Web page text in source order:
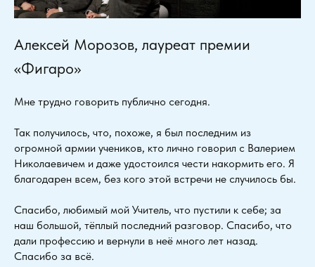
Алексей Морозов, лауреат премии
«Фигаро»
Мне трудно говорить публично сегодня.
Так получилось, что, похоже, я был последним из
огромной армии учеников, кто лично говорил с Валерием
Николаевичем и даже удостоился чести накормить его. Я
благодарен всем, без кого этой встречи не случилось бы.
Спасибо, любимый мой Учитель, что пустили к себе; за
наш большой, тёплый последний разговор. Спасибо, что
дали профессию и вернули в неё много лет назад.
Спасибо за всё.